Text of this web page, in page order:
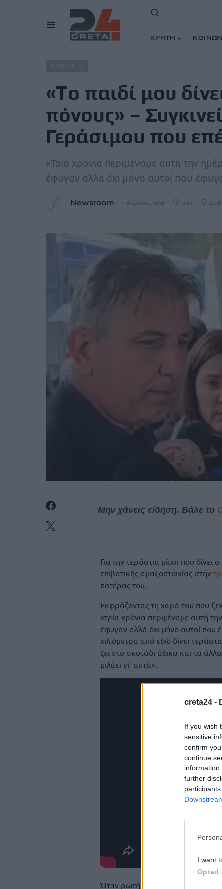
creta24 -
If you wish
sensitive
confirm
continue
information
further
I want
Opted
ΚΡΗΤΗ
Άρθρα «Tο παιδί μου δίνει τεράστια μάχη με
«Tο παιδί μου
πόνους» –
Γεράσιμου που
«Τρία χρόνια περιμέναμε αυτή την
έφυγαν αλλά όχι μόνο αυτοί που
Newsroom 1 Απριλίου, 2026 12:01
Μην χάνεις είδηση. Βάλε το
Για την τεράστια μάχη που δίνει
επιβατικής αμαξοστοιχίας στην
πατέρας του.
Εκφράζοντας τη χαρά του που
«τρία χρόνια περιμέναμε αυτή
έφυγαν αλλά όχι μόνο αυτοί που
χιλιόμετρα από εδώ δίνει
ζει στο σκοτάδι άδικα και τα
μιλάει γι’ αυτά».
Όταν ρωτήθηκε για όσα